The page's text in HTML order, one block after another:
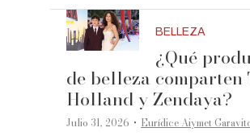
BELLEZA
¿Qué
de belleza comparten
Holland y Zendaya?
Julio 31, 2026 ·Eurídice Aiymet